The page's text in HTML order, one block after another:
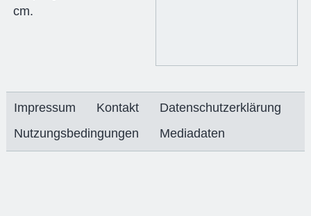
cm.
Impressum Kontakt
Datenschutzerklärung
Nutzungsbedingungen
Mediadaten